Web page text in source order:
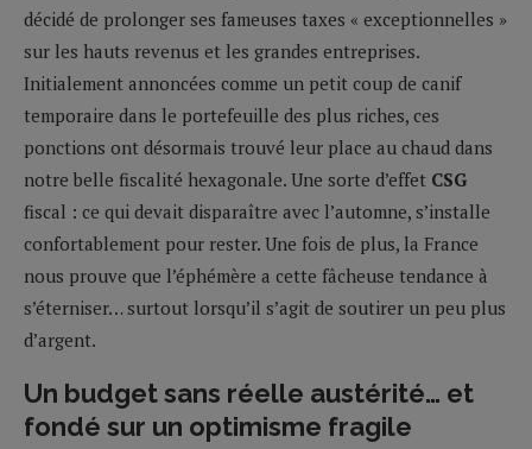
décidé de prolonger ses fameuses taxes « exceptionnelles »
sur les hauts revenus et les grandes entreprises.
Initialement annoncées comme un petit coup de canif
temporaire dans le portefeuille des plus riches, ces
ponctions ont désormais trouvé leur place au chaud dans
notre belle fiscalité hexagonale. Une sorte d’effet CSG
fiscal : ce qui devait disparaître avec l’automne, s’installe
confortablement pour rester. Une fois de plus, la France
nous prouve que l’éphémère a cette fâcheuse tendance à
s’éterniser… surtout lorsqu’il s’agit de soutirer un peu plus
d’argent.
Un budget sans réelle austérité… et
fondé sur un optimisme fragile